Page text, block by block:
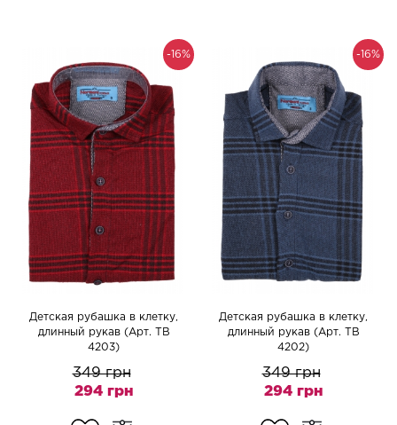
-16%
Детская рубашка в клетку,
длинный рукав (Арт. TB
4203)
349 грн
294 грн
-16%
Детская рубашка в клетку,
длинный рукав (Арт. TB
4202)
349 грн
294 грн